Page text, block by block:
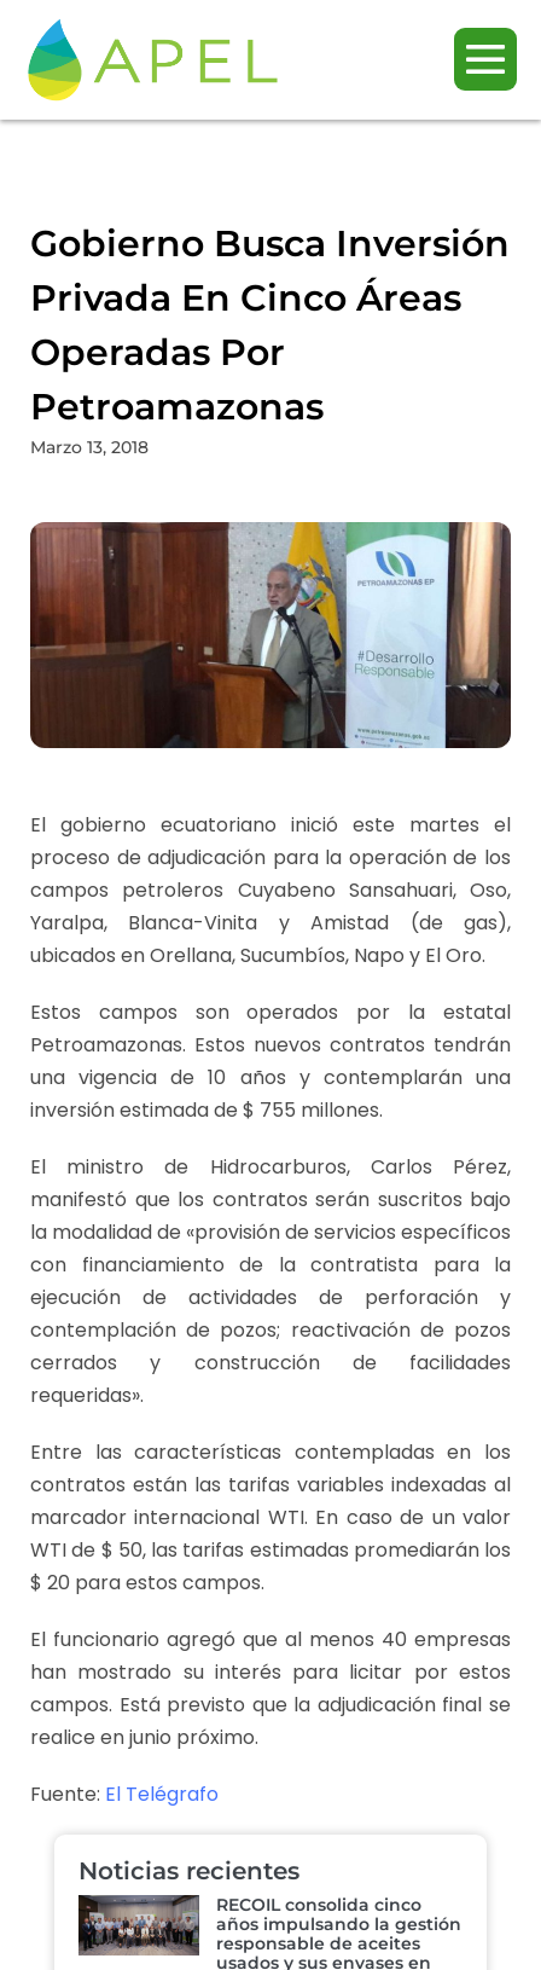
Gobierno Busca Inversión
Privada En Cinco Áreas
Operadas Por
Petroamazonas
Marzo 13, 2018
El gobierno ecuatoriano inició este martes el
proceso de adjudicación para la operación de los
campos petroleros Cuyabeno Sansahuari, Oso,
Yaralpa, Blanca-Vinita y Amistad (de gas),
ubicados en Orellana, Sucumbíos, Napo y El Oro.
Estos campos son operados por la estatal
Petroamazonas. Estos nuevos contratos tendrán
una vigencia de 10 años y contemplarán una
inversión estimada de $ 755 millones.
El ministro de Hidrocarburos, Carlos Pérez,
manifestó que los contratos serán suscritos bajo
la modalidad de «provisión de servicios específicos
con financiamiento de la contratista para la
ejecución de actividades de perforación y
contemplación de pozos; reactivación de pozos
cerrados y construcción de facilidades
requeridas».
Entre las características contempladas en los
contratos están las tarifas variables indexadas al
marcador internacional WTI. En caso de un valor
WTI de $ 50, las tarifas estimadas promediarán los
$ 20 para estos campos.
El funcionario agregó que al menos 40 empresas
han mostrado su interés para licitar por estos
campos. Está previsto que la adjudicación final se
realice en junio próximo.
Fuente: El Telégrafo
Noticias recientes
RECOIL consolida cinco
años impulsando la gestión
responsable de aceites
usados y sus envases en